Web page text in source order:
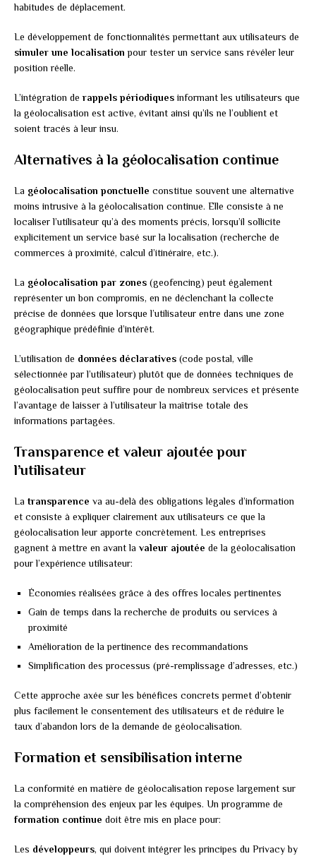
habitudes de déplacement.
Le développement de fonctionnalités permettant aux utilisateurs de
simuler une localisation pour tester un service sans révéler leur
position réelle.
L’intégration de rappels périodiques informant les utilisateurs que
la géolocalisation est active, évitant ainsi qu’ils ne l’oublient et
soient tracés à leur insu.
Alternatives à la géolocalisation continue
La géolocalisation ponctuelle constitue souvent une alternative
moins intrusive à la géolocalisation continue. Elle consiste à ne
localiser l’utilisateur qu’à des moments précis, lorsqu’il sollicite
explicitement un service basé sur la localisation (recherche de
commerces à proximité, calcul d’itinéraire, etc.).
La géolocalisation par zones (geofencing) peut également
représenter un bon compromis, en ne déclenchant la collecte
précise de données que lorsque l’utilisateur entre dans une zone
géographique prédéfinie d’intérêt.
L’utilisation de données déclaratives (code postal, ville
sélectionnée par l’utilisateur) plutôt que de données techniques de
géolocalisation peut suffire pour de nombreux services et présente
l’avantage de laisser à l’utilisateur la maîtrise totale des
informations partagées.
Transparence et valeur ajoutée pour
l’utilisateur
La transparence va au-delà des obligations légales d’information
et consiste à expliquer clairement aux utilisateurs ce que la
géolocalisation leur apporte concrètement. Les entreprises
gagnent à mettre en avant la valeur ajoutée de la géolocalisation
pour l’expérience utilisateur:
Économies réalisées grâce à des offres locales pertinentes
Gain de temps dans la recherche de produits ou services à
proximité
Amélioration de la pertinence des recommandations
Simplification des processus (pré-remplissage d’adresses, etc.)
Cette approche axée sur les bénéfices concrets permet d’obtenir
plus facilement le consentement des utilisateurs et de réduire le
taux d’abandon lors de la demande de géolocalisation.
Formation et sensibilisation interne
La conformité en matière de géolocalisation repose largement sur
la compréhension des enjeux par les équipes. Un programme de
formation continue doit être mis en place pour:
Les développeurs, qui doivent intégrer les principes du Privacy by